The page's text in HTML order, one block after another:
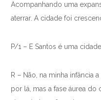
Acompanhando uma
aterrar. A cidade foi
P/1 – E Santos é uma
R – Não, na minha infância
por lá, mas a fase áurea do